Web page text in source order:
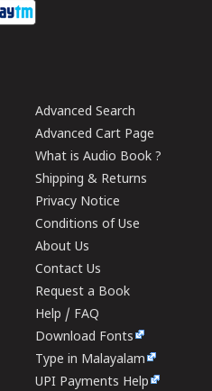
Advanced Search
Advanced Cart Page
What is Audio Book ?
Shipping & Returns
Privacy Notice
Conditions of Use
About Us
Contact Us
Request a Book
Help / FAQ
Download Fonts
Type in Malayalam
UPI Payments Help